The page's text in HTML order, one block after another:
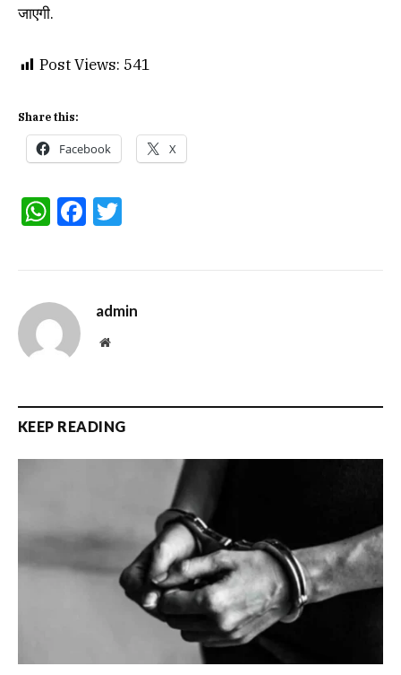
जाएगी.
Post Views: 541
Share this:
Facebook X
WhatsApp
Facebook
admin
Website
KEEP READING